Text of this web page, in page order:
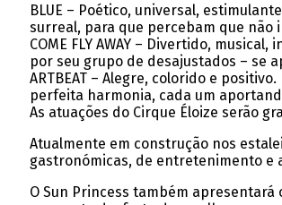
BLUE – Poético, universal,
surreal, para que percebam que não
COME FLY AWAY – Divertido,
por seu grupo de desajustados – se
ARTBEAT – Alegre, colorido e
perfeita harmonia, cada um
As atuações do Cirque Éloize serão
Atualmente em construção nos
gastronómicas, de entretenimento e
O Sun Princess também